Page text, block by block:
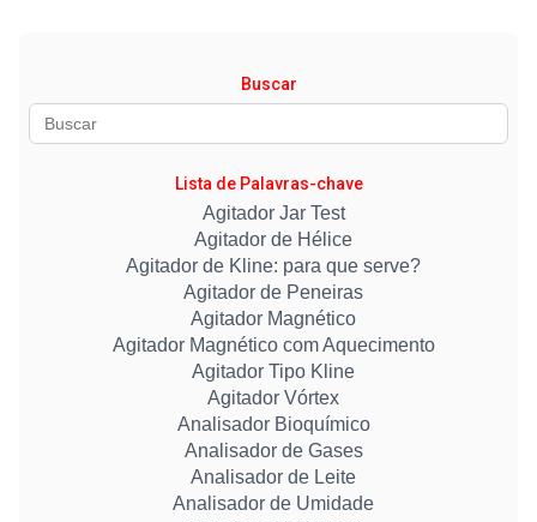
Buscar
Lista de Palavras-chave
Agitador Jar Test
Agitador de Hélice
Agitador de Kline: para que serve?
Agitador de Peneiras
Agitador Magnético
Agitador Magnético com Aquecimento
Agitador Tipo Kline
Agitador Vórtex
Analisador Bioquímico
Analisador de Gases
Analisador de Leite
Analisador de Umidade